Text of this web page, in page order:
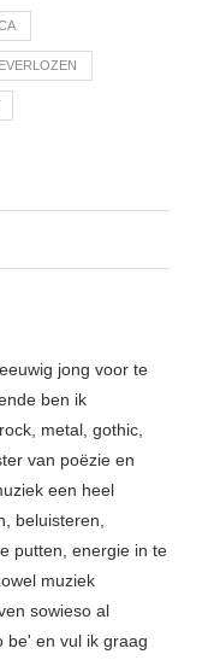
jong voor te
ben ik
metal, gothic,
van poëzie en
een heel
beluisteren,
putten, energie in te
muziek
sowieso al
be' en vul ik graag